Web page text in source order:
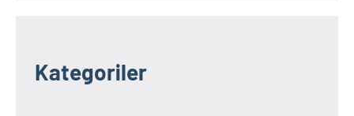
Kategoriler